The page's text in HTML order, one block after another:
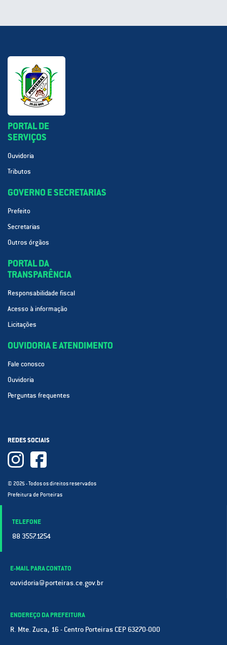
PORTAL DE
SERVIÇOS
Ouvidoria
Tributos
GOVERNO E SECRETARIAS
Prefeito
Secretarias
Outros órgãos
PORTAL DA
TRANSPARÊNCIA
Responsabilidade fiscal
Acesso à informação
Licitações
OUVIDORIA E ATENDIMENTO
Fale conosco
Ouvidoria
Perguntas frequentes
REDES SOCIAIS
© 2025 - Todos os direitos reservados
Prefeitura de Porteiras
TELEFONE
88 3557.1254
E-MAIL PARA CONTATO
ouvidoria@porteiras.ce.gov.br
ENDEREÇO DA PREFEITURA
R. Mte. Zuca, 16 - Centro Porteiras CEP 63270-000